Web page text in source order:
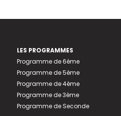
LES PROGRAMMES
Programme de 6ème
Programme de 5ème
Programme de 4ème
Programme de 3ème
Programme de Seconde